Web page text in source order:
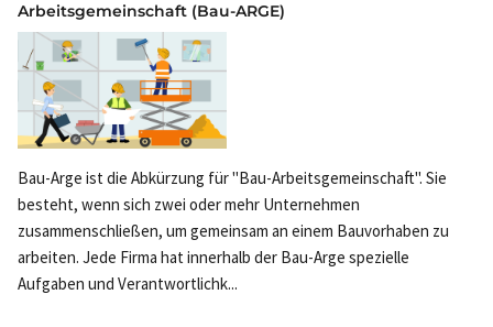
Arbeitsgemeinschaft (Bau-ARGE)
Bau-Arge ist die Abkürzung für "Bau-Arbeitsgemeinschaft". Sie
besteht, wenn sich zwei oder mehr Unternehmen
zusammenschließen, um gemeinsam an einem Bauvorhaben zu
arbeiten. Jede Firma hat innerhalb der Bau-Arge spezielle
Aufgaben und Verantwortlichk...